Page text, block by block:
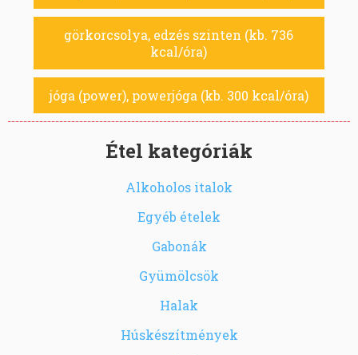
görkorcsolya, edzés szinten (kb. 736
kcal/óra)
jóga (power), powerjóga (kb. 300 kcal/óra)
Étel kategóriák
Alkoholos italok
Egyéb ételek
Gabonák
Gyümölcsök
Halak
Húskészítmények